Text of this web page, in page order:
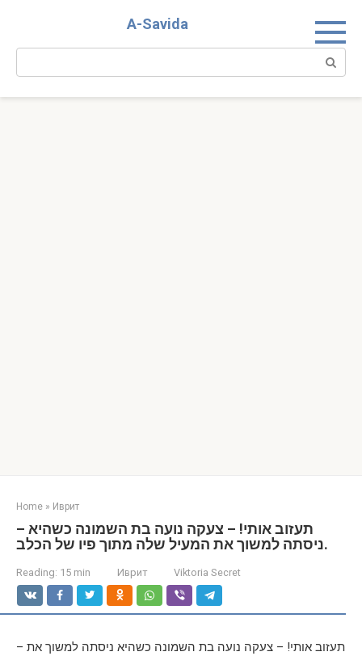
A-Savida
Search:
Home » Иврит
– תעזוב אותי! – צעקה נועה בת השמונה כשהיא
ניסתה למשוך את המעיל שלה מתוך פיו של הכלב.
Reading: 15 min Иврит Viktoria Secret
– תעזוב אותי! – צעקה נועה בת השמונה כשהיא ניסתה למשוך את